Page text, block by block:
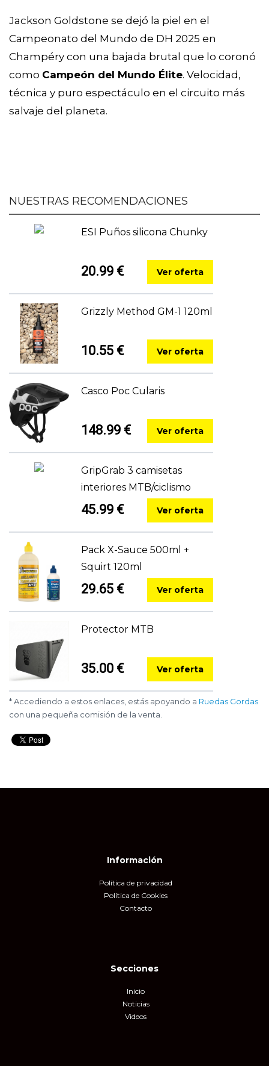
Jackson Goldstone se dejó la piel en el
Campeonato del Mundo de DH 2025 en
Champéry con una bajada brutal que lo coronó
como Campeón del Mundo Élite. Velocidad,
técnica y puro espectáculo en el circuito más
salvaje del planeta.
NUESTRAS RECOMENDACIONES
ESI Puños silicona Chunky
20.99 € Ver oferta
Grizzly Method GM-1 120ml
10.55 € Ver oferta
Casco Poc Cularis
148.99 € Ver oferta
GripGrab 3 camisetas
interiores MTB/ciclismo
45.99 € Ver oferta
Pack X-Sauce 500ml +
Squirt 120ml
29.65 € Ver oferta
Protector MTB
35.00 € Ver oferta
* Accediendo a estos enlaces, estás apoyando a Ruedas Gordas
con una pequeña comisión de la venta.
Información
Política de privacidad
Política de Cookies
Contacto
Secciones
Inicio
Noticias
Videos